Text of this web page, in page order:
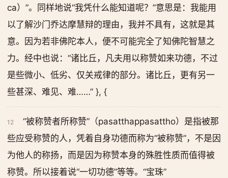
ca）”。同样地说“我凭什么能知道呢？”意思是：我能用
以了解沙门乔达摩慧辩的理由，我并不具有，这就是其
意。因为若非佛陀本人，便不可能完全了知佛陀智慧之
力。经中也说：“诸比丘，凡夫用以称赞如来功德，不过
是些微小、低劣、仅关戒律的部分。诸比丘，更有另一
些甚深、难见、难……” }, {
12
“被称赞者所称赞”（pasatthappasattho）是指被那
些应受称赞的人，凭着自身功德而称为“被称赞”，不是因
为他人的称扬，而是因为称赞本身的殊胜性质而值得被
称赞。所以接着说“一切功德”等等。“宝珠”